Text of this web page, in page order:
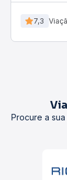
7,3
Procure a